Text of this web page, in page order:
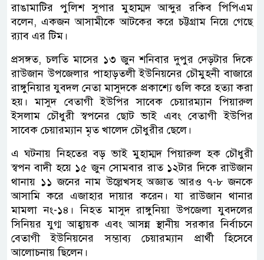
রাঙামাটির পুলিশ সুপার মুহাম্মদ আব্দুর রকিব পিপিএম
বলেন, একজন আসামীকে আটকের করে চট্টগ্রাম নিয়ে গেছে
র‌্যাব এর টিম।
প্রসঙ্গত, চলতি মাসের ১৩ জুন শনিবার দুপুর দেড়টার দিকে
রাউজান উপজেলার পাহাড়তলী ইউনিয়নের চৌমুহনী বাজারে
রাঙ্গুনিয়ার যুবদল নেতা মাসুদকে প্রকাশ্যে গুলি করে হত্যা করা
হয়। মাসুদ বেতাগী ইউপির সাবেক চেয়ারম্যান পিয়ারুল
ইসলাম চৌধুরী স্বপনের ছোট ভাই এবং বেতাগী ইউপির
সাবেক চেয়ারম্যান মৃত খালেদ চৌধুরীর ছেলে।
এ ঘটনায় নিহতের বড় ভাই মুহাম্মদ পিয়ারুল হক চৌধুরী
স্বপন বাদী হয়ে ১৫ জুন সোমবার রাত ১২টার দিকে রাউজান
থানায় ১১ জনের নাম উল্লেখসহ অজ্ঞাত আরও ৭-৮ জনকে
আসামি করে এজাহার দায়ার করেন। যা রাউজান থানার
মামলা নং-১৪। নিহত মাসুদ রাঙ্গুনিয়া উপজেলা যুবদলের
সিনিয়র যুগ্ম আহ্বায়ক এবং আসন্ন স্থানীয় সরকার নির্বাচনে
বেতাগী ইউনিয়নের সম্ভাব্য চেয়ারম্যান প্রার্থী হিসেবে
আলোচনায় ছিলেন।